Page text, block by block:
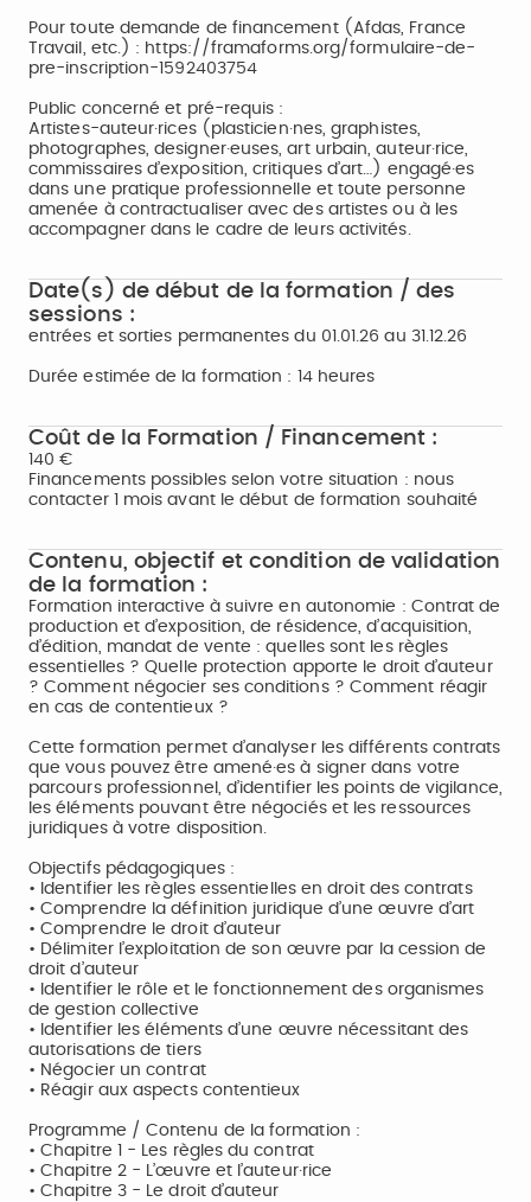
Pour toute demande de financement (Afdas, France
Travail, etc.) : https://framaforms.org/formulaire-de-
pre-inscription-1592403754
Public concerné et pré-requis :
Artistes-auteur·rices (plasticien·nes, graphistes,
photographes, designer·euses, art urbain, auteur·rice,
commissaires d’exposition, critiques d’art…) engagé·es
dans une pratique professionnelle et toute personne
amenée à contractualiser avec des artistes ou à les
accompagner dans le cadre de leurs activités.
Date(s) de début de la formation / des
sessions :
entrées et sorties permanentes du 01.01.26 au 31.12.26
Durée estimée de la formation : 14 heures
Coût de la Formation / Financement :
140 €
Financements possibles selon votre situation : nous
contacter 1 mois avant le début de formation souhaité
Contenu, objectif et condition de validation
de la formation :
Formation interactive à suivre en autonomie : Contrat de
production et d’exposition, de résidence, d’acquisition,
d’édition, mandat de vente : quelles sont les règles
essentielles ? Quelle protection apporte le droit d’auteur
? Comment négocier ses conditions ? Comment réagir
en cas de contentieux ?
Cette formation permet d’analyser les différents contrats
que vous pouvez être amené·es à signer dans votre
parcours professionnel, d’identifier les points de vigilance,
les éléments pouvant être négociés et les ressources
juridiques à votre disposition.
Objectifs pédagogiques :
• Identifier les règles essentielles en droit des contrats
• Comprendre la définition juridique d’une œuvre d’art
• Comprendre le droit d’auteur
• Délimiter l’exploitation de son œuvre par la cession de
droit d’auteur
• Identifier le rôle et le fonctionnement des organismes
de gestion collective
• Identifier les éléments d’une œuvre nécessitant des
autorisations de tiers
• Négocier un contrat
• Réagir aux aspects contentieux
Programme / Contenu de la formation :
• Chapitre 1 - Les règles du contrat
• Chapitre 2 - L’œuvre et l’auteur·rice
• Chapitre 3 - Le droit d’auteur